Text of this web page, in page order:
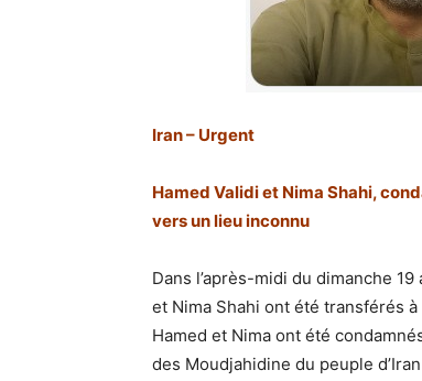
Iran – Urgent
Hamed Validi et Nima Shahi,
vers un lieu inconnu
Dans l’après-midi du dimanche
et Nima Shahi ont été transférés
Hamed et Nima ont été
des Moudjahidine du peuple